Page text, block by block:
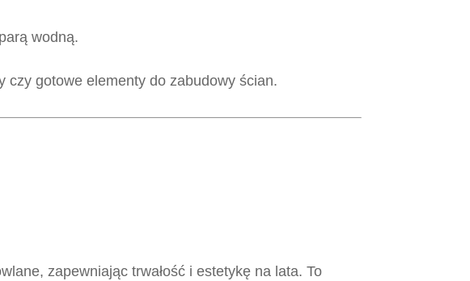
wodną.
czy gotowe elementy do zabudowy ścian.
zapewniając trwałość i estetykę na lata. To